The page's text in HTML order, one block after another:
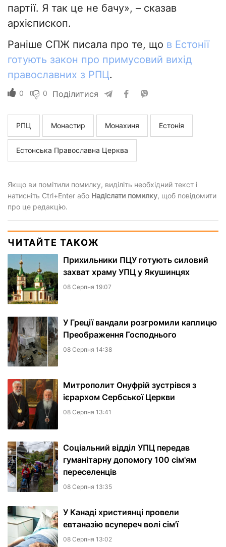
партії. Я так це не бачу», – сказав
архієпископ.
Раніше СПЖ писала про те, що в Естонії
готують закон про примусовий вихід
православних з РПЦ.
0 0 Поділитися
РПЦ Монастир Монахиня Естонія
Естонська Православна Церква
Якщо ви помітили помилку, виділіть необхідний текст і
натисніть Ctrl+Enter або Надіслати помилку, щоб повідомити
про це редакцію.
ЧИТАЙТЕ ТАКОЖ
Прихильники ПЦУ готують силовий
захват храму УПЦ у Якушинцях
08 Серпня 19:07
У Греції вандали розгромили каплицю
Преображення Господнього
08 Серпня 14:38
Митрополит Онуфрій зустрівся з
ієрархом Сербської Церкви
08 Серпня 13:41
Соціальний відділ УПЦ передав
гуманітарну допомогу 100 сім'ям
переселенців
08 Серпня 13:35
У Канаді християнці провели
евтаназію всупереч волі сім'ї
08 Серпня 13:02